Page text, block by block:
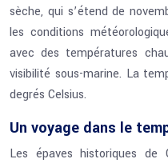
sèche, qui s’étend de
les conditions
avec des températures
visibilité sous-marine. La
degrés Celsius.
Un voyage dans le
Les épaves historiques